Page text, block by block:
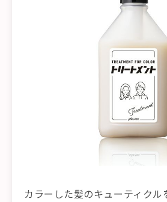
カラーした髪のキューティクル